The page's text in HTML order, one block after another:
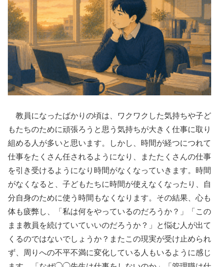
教員になったばかりの頃は、ワクワクした気持ちや子ど
もたちのために頑張ろうと思う気持ちが大きく仕事に取り
組める人が多いと思います。しかし、時間が経つにつれて
仕事をたくさん任されるようになり、またたくさんの仕事
を引き受けるようになり時間がなくなっていきます。時間
がなくなると、子どもたちに時間が使えなくなったり、自
分自身のために使う時間もなくなります。その結果、心も
体も疲弊し、「私は何をやっているのだろうか？」「この
まま教員を続けていていいのだろうか？」と悩む人が出て
くるのではないでしょうか？またこの現実が受け止められ
ず、周りへの不平不満に変化している人もいるように感じ